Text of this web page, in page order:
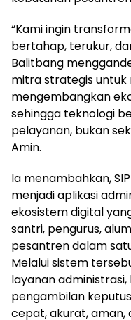
“Kami ingin
bertahap, terukur,
Balitbang
mitra strategis untuk
mengembangkan
sehingga teknologi
pelayanan, bukan
Amin.
Ia menambahkan,
menjadi aplikasi
ekosistem digital
santri, pengurus,
pesantren dalam
Melalui sistem
layanan
pengambilan
cepat, akurat, aman,